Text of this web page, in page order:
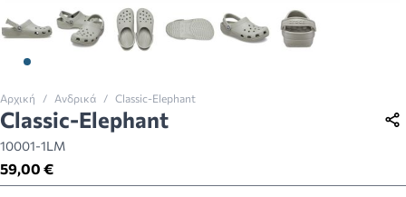
View larger image
View larger imageView larger imageView larger image
View larger image
View larger
Αρχική / Ανδρικά / Classic-Elephant
Classic-Elephant
10001-1LM
59,00 €